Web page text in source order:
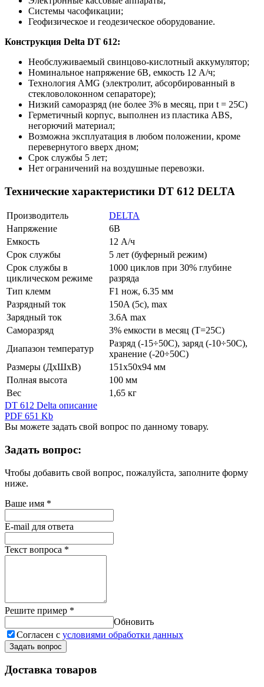
Системы часофикации;
Геофизическое и геодезическое оборудование.
Конструкция Delta DT 612:
Необслуживаемый свинцово-кислотный аккумулятор;
Номинальное напряжение 6В, емкость 12 А/ч;
Технология AMG (электролит, абсорбированный в
стекловолоконном сепараторе);
Низкий саморазряд (не более 3% в месяц, при t = 25C)
Герметичный корпус, выполнен из пластика ABS,
негорючий материал;
Возможна эксплуатация в любом положении, кроме
перевернутого вверх дном;
Срок службы 5 лет;
Нет ограничений на воздушные перевозки.
Технические характеристики DT 612 DELTA
Производитель
DELTA
Напряжение
6В
Емкость
12 А/ч
Срок службы
5 лет (буферный режим)
Срок службы в
циклическом режиме
1000 циклов при 30% глубине
разряда
Тип клемм
F1 нож, 6.35 мм
Разрядный ток
150A (5c), max
Зарядный ток
3.6А max
Саморазряд
3% емкости в месяц (T=25С)
Диапазон температур
Разряд (-15÷50C), заряд (-10÷50C),
хранение (-20÷50C)
Размеры (ДхШхВ)
151х50х94 мм
Полная высота
100 мм
Вес
1,65 кг
DT 612 Delta описание
PDF 651 Kb
Вы можете задать свой вопрос по данному товару.
Задать вопрос:
Чтобы добавить свой вопрос, пожалуйста, заполните форму
ниже.
Ваше имя *
E-mail для ответа
Текст вопроса *
Решите пример *
Обновить
Согласен с условиями обработки данных
Задать вопрос
Доставка товаров